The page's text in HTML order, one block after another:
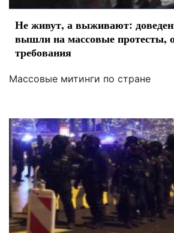
Не живут, а выживают:
вышли на массовые протесты,
требования
Массовые митинги по стране